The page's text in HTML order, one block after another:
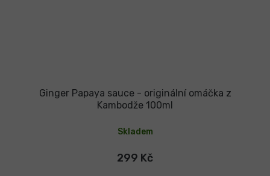
Ginger Papaya sauce - originální omáčka z
Kambodže 100ml
Skladem
299 Kč